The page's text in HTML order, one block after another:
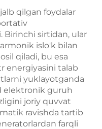
qilgan foydalar
Birinchi sirtidan, ular
islo'k bilan
qiladi, bu esa
energiyasini talab
yuklayotganda
elektronik guruh
joriy quvvat
ravishda tartib
farqli